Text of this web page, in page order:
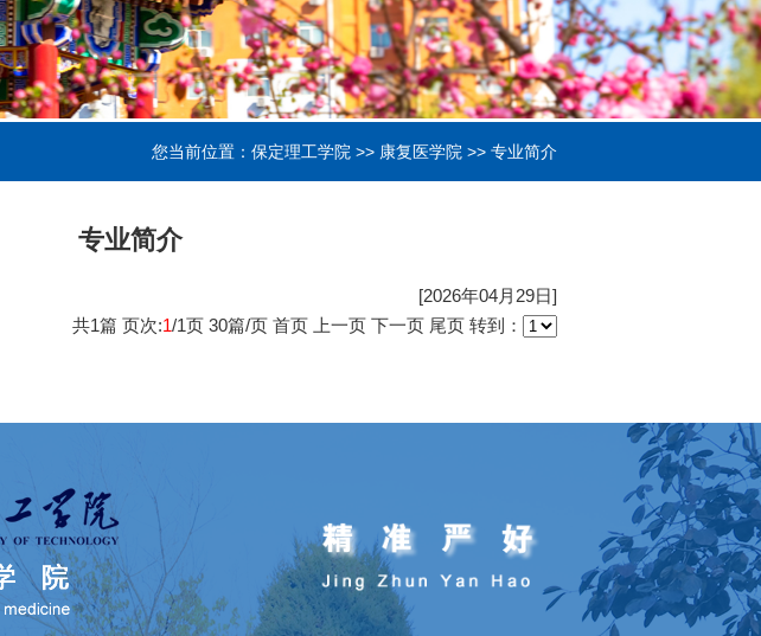
您当前位置： 保定理工学院 >> 康复医学院 >> 专业简介
专业简介
[2026年04月29日]
共1篇 页次:1/1页 30篇/页 首页 上一页 下一页 尾页 转到：